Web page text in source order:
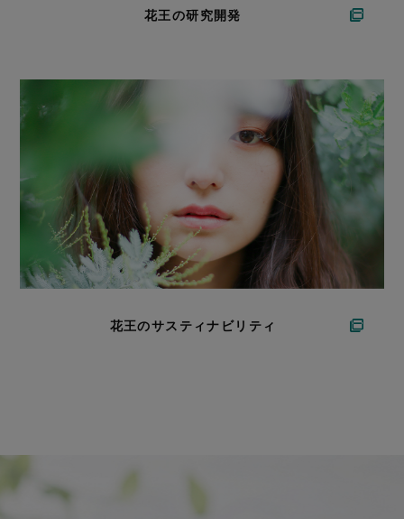
花王の研究開発
花王のサスティナビリティ